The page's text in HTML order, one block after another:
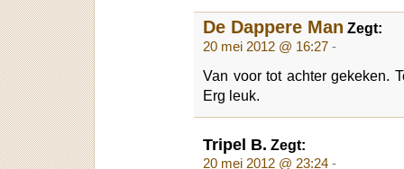
De Dappere Man Zegt:
20 mei 2012 @ 16:27 -
Van voor tot achter gekeken.
Erg leuk.
Tripel B. Zegt:
20 mei 2012 @ 23:24 -